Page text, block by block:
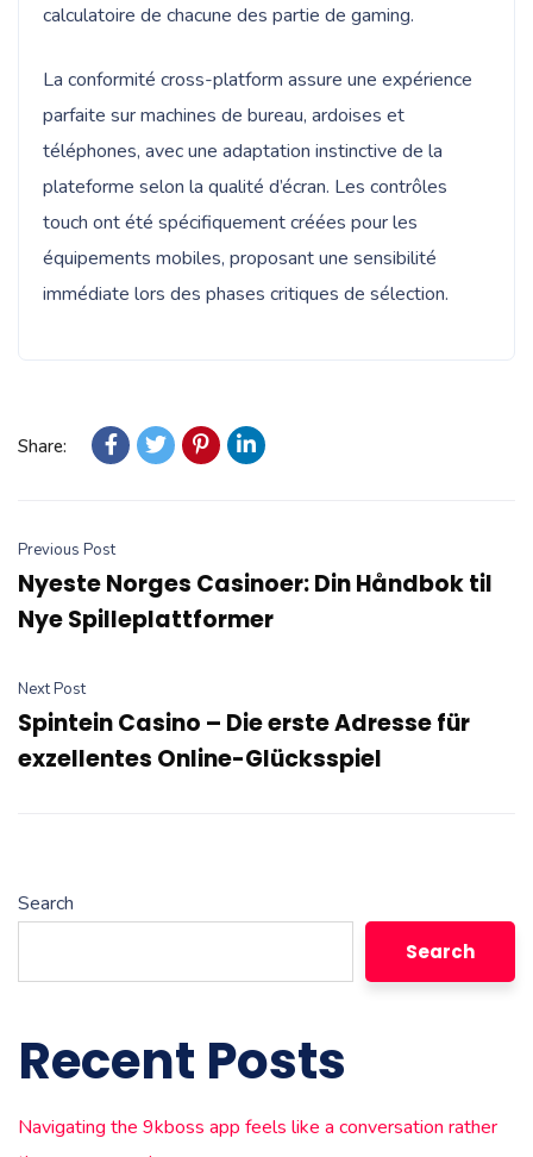
calculatoire de chacune des partie de gaming.
La conformité cross-platform assure une expérience
parfaite sur machines de bureau, ardoises et
téléphones, avec une adaptation instinctive de la
plateforme selon la qualité d’écran. Les contrôles
touch ont été spécifiquement créées pour les
équipements mobiles, proposant une sensibilité
immédiate lors des phases critiques de sélection.
Share:
Previous Post
Nyeste Norges Casinoer: Din Håndbok til
Nye Spilleplattformer
Next Post
Spintein Casino – Die erste Adresse für
exzellentes Online-Glücksspiel
Search
Search
Recent Posts
Navigating the 9kboss app feels like a conversation rather